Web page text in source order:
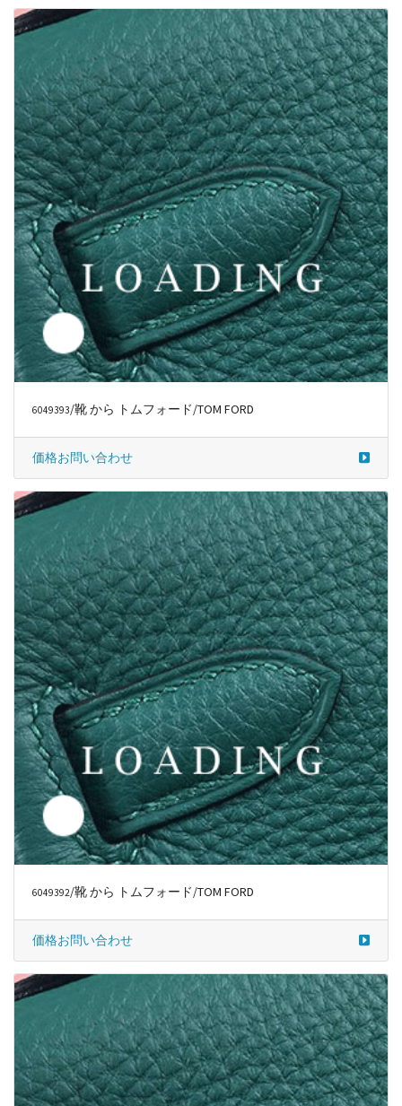
6049394/靴 から トムフォード/TOM FORD
価格お問い合わせ
6049393/靴 から トムフォード/TOM FORD
価格お問い合わせ